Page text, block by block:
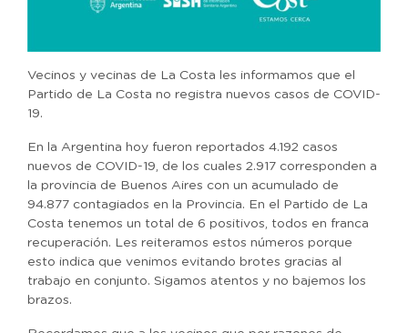
Vecinos y vecinas de La Costa les informamos que el
Partido de La Costa no registra nuevos casos de COVID-
19.
En la Argentina hoy fueron reportados 4.192 casos
nuevos de COVID-19, de los cuales 2.917 corresponden a
la provincia de Buenos Aires con un acumulado de
94.877 contagiados en la Provincia. En el Partido de La
Costa tenemos un total de 6 positivos, todos en franca
recuperación. Les reiteramos estos números porque
esto indica que venimos evitando brotes gracias al
trabajo en conjunto. Sigamos atentos y no bajemos los
brazos.